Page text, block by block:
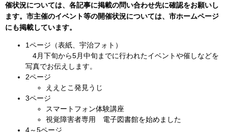
催状況については、各記事に掲載の問い合わせ先に確認をお願いし
ます。市主催のイベント等の開催状況については、市ホームページ
にも掲載しています。
1ページ（表紙、宇治フォト）
4月下旬から5月中旬までに行われたイベントや催しなどを
写真でお伝えします。
2ページ
ええとこ発見うじ
3ページ
スマートフォン体験講座
視覚障害者専用 電子図書館を始めました
4～5ページ